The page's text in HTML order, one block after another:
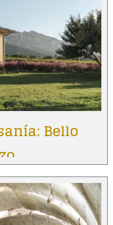
Bello